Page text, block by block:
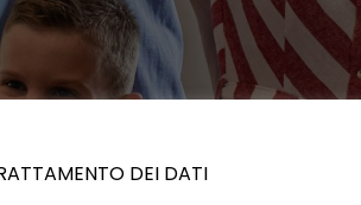
DEI DATI